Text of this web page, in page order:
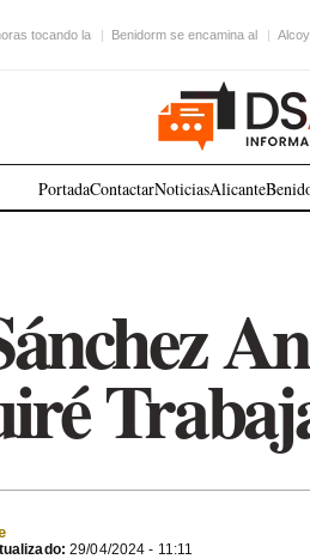
tocando la Benidorm se encamina al
PortadaContactarNoticiasAlicante
29/04/2024 - 11:11